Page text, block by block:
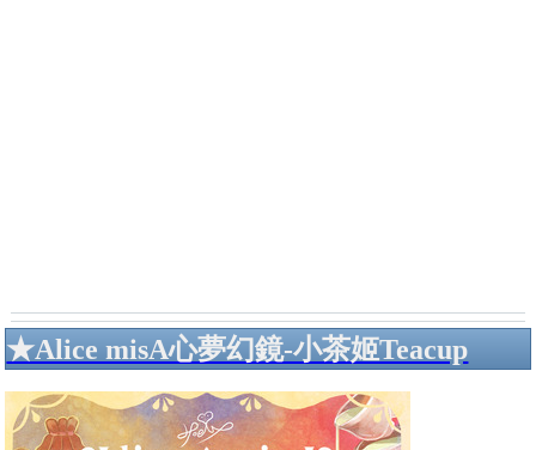
★Alice misA心夢幻鏡-小茶姬Teacup